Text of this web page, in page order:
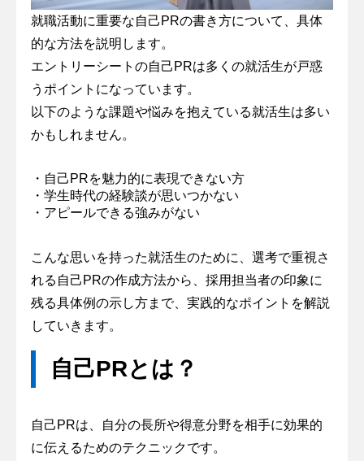
就職活動に重要な自己PRの書き方について、具体
的な方法を説明します。
エントリーシートの自己PRは多くの就活生が戸惑
うポイントになっています。
以下のような課題や悩みを抱えている就活生は多い
かもしれません。
・自己PRを魅力的に表現できない方
・学生時代の経験談が思いつかない
・アピールできる強みがない
こんな思いを持った就活生のために、選考で重視さ
れる自己PRの作成方法から、採用担当者の印象に
残る具体例の示し方まで、実践的なポイントを解説
していきます。
自己PRとは？
自己PRは、自分の長所や得意分野を相手に効果的
に伝えるためのテクニックです。